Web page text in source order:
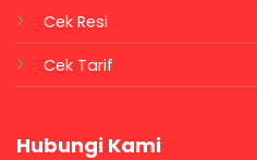
Cek Resi
Cek Tarif
Hubungi Kami